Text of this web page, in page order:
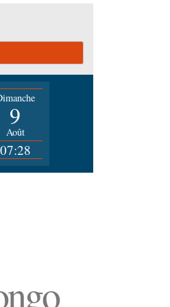
9
Août
07:28